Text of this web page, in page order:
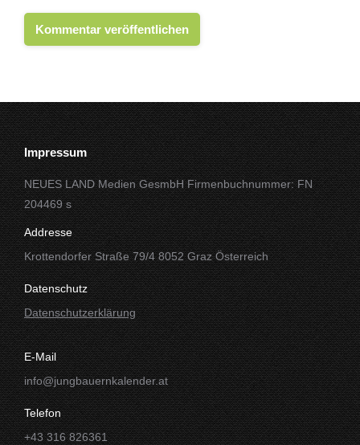
Kommentar veröffentlichen
Impressum
NEUES LAND Medien GesmbH Firmenbuchnummer: FN
204469 s
Addresse
Krottendorfer Straße 79/4 8052 Graz Österreich
Datenschutz
Datenschutzerklärung
E-Mail
info@jungbauernkalender.at
Telefon
+43 316 826361